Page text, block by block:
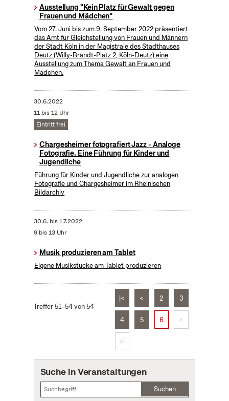
Ausstellung "Kein Platz für Gewalt gegen
Frauen und Mädchen"
Vom 27. Juni bis zum 9. September 2022 präsentiert
das Amt für Gleichstellung von Frauen und Männern
der Stadt Köln in der Magistrale des Stadthauses
Deutz (Willy-Brandt-Platz 2, Köln-Deutz) eine
Ausstellung zum Thema Gewalt an Frauen und
Mädchen.
30.6.2022
11 bis 12 Uhr
Eintritt frei
Chargesheimer fotografiert Jazz - Analoge
Fotografie. Eine Führung für Kinder und
Jugendliche
Führung für Kinder und Jugendliche zur analogen
Fotografie und Chargesheimer im Rheinischen
Bildarchiv
30.6. bis1.7.2022
9 bis 13 Uhr
Musik produzieren am Tablet
Eigene Musikstücke am Tablet produzieren
Treffer 51–54 von 54
|< < 2 3
4 5 6 >
>|
Suche in Veranstaltungen
Suchen